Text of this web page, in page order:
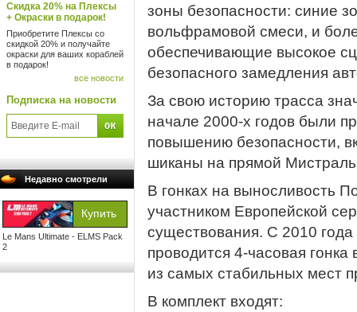
Скидка 20% на Плексы
+ Окраски в подарок!
Приобретите Плексы со
скидкой 20% и получайте
окраски для ваших кораблей
в подарок!
все новости
Подписка на новости
Недавно смотрели
Le Mans Ultimate - ELMS Pack
2
зоны безопасности: синие
вольфрамовой смеси, и
обеспечивающие высокое
безопасного замедления
За свою историю трасса
начале 2000-х годов были
повышению безопасности,
шиканы на прямой
В гонках на выносливость
участником Европейской
существования. С 2010
проводится 4-часовая
из самых стабильных мест
В комплект входят: